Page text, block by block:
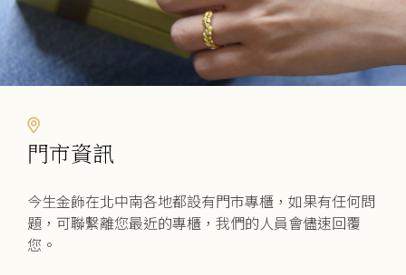
擇
門市資訊
今生金飾在北中南各地都設有門市專櫃，如果有任何問
題，可聯繫離您最近的專櫃，我們的人員會儘速回覆
您。